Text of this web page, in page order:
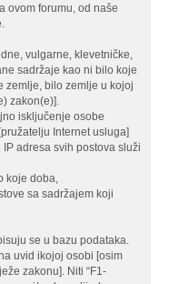
ovom forumu, od naše
vulgarne, klevetničke,
sadržaje kao ni bilo koje
zemlje, bilo zemlje u kojoj
zakon(e)].
isključenje osobe
Internet usluga]
adresa svih postova služi
koje doba,
sa sadržajem koji
se u bazu podataka.
uvid ikojoj osobi [osim
zakonu]. Niti “F1-